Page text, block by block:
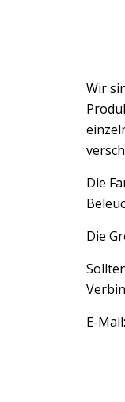
Wir
Die
Die
E-